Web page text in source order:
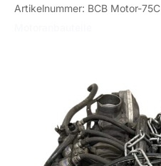
Artikelnummer: BCB Motor-75C